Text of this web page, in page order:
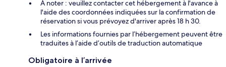
À noter : veuillez contacter cet hébergement à l'avance à
l'aide des coordonnées indiquées sur la confirmation de
réservation si vous prévoyez d'arriver après 18 h 30.
Les informations fournies par l’hébergement peuvent être
traduites à l’aide d’outils de traduction automatique
Obligatoire à l’arrivée